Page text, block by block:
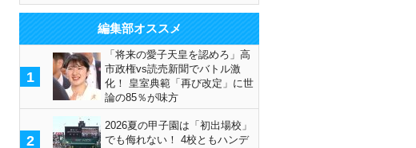
編集部オススメ
1
「将来の愛子天皇を認めろ」高
市政権vs読売新聞でバトル激
化！ 皇室典範「再び改定」に世
論の85％が味方
2
2026夏の甲子園は「初出場校」
でも侮れない！ 4校ともハンデ